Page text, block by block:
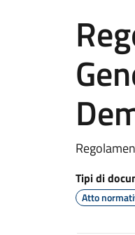
Tipi di
Atto